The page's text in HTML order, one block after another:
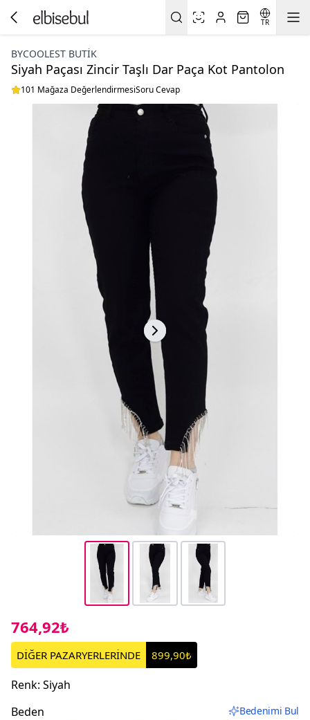
TR
BYCOOLEST BUTİK
Siyah Paçası Zincir Taşlı Dar Paça Kot Pantolon
101 Mağaza DeğerlendirmesiSoru Cevap
764,92₺
DİĞER PAZARYERLERİNDE 899,90₺
Renk: Siyah
Beden
Bedenimi Bul